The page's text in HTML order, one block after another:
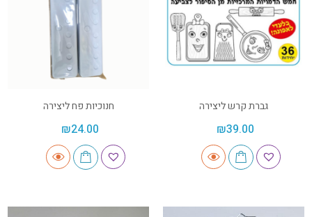
גברת קרש ליצירה
₪39.00
חנוכיות פח ליצירה
₪24.00